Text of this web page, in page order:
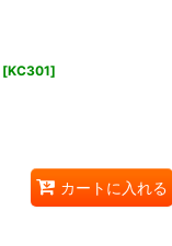
[KC301]
カートに入れる